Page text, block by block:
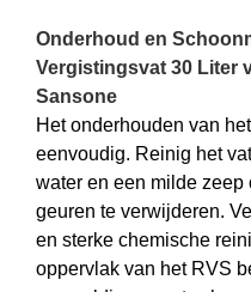
Onderhoud en
Vergistingsvat 30 Liter
Sansone
Het onderhouden van
eenvoudig. Reinig het
water en een milde zeep
geuren te verwijderen.
en sterke chemische
oppervlak van het RVS